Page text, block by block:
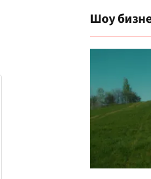
Шоу